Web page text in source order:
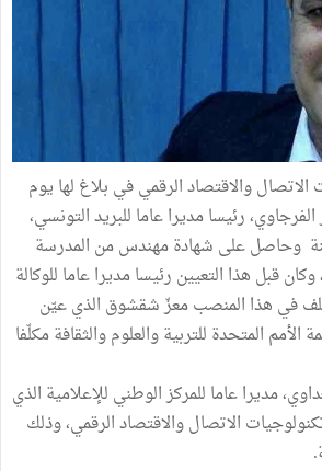
والاقتصاد الرقمي في بلاغ لها يوم
رئيسا مديرا عاما للبريد التونسي،
بالغ من العمر 50 سنة وحاصل على شهادة مهندس من المدرسة
قبل هذا التعيين رئيسا مديرا عاما للوكالة
في هذا المنصب معزّ شقشوق الذي عيّن
المتحدة للتربية والعلوم والثقافة مكلّفا
مديرا عاما للمركز الوطني للإعلامية الذي
الاتصال والاقتصاد الرقمي، وذلك